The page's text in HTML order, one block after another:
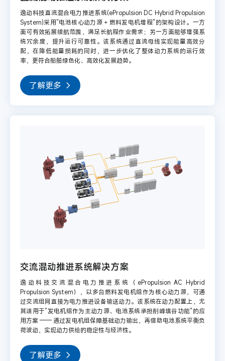
逸动科技直流混合电力推进系统(ePropulsion DC Hybrid Propulsion
System)采用"电池核心动力源 + 燃料发电机增程"的架构设计。一方
面可有效拓展续航范围，满足长航程作业需求；另一方面能够增强系
统冗余度，提升运行可靠性。该系统通过直流母线实现能量高效分
配，在降低能量损耗的同时，进一步优化了整体动力系统的运行效
率，更符合船舶绿色化、高效化发展趋势。
了解更多
交流混动推进系统解决方案
逸动科技交流混合电力推进系统（ePropulsion AC Hybrid
Propulsion System），以多台燃料发电机组作为核心动力源，可通
过交流组网直接为电力推进设备输送动力。该系统在动力配置上，尤
其适用于"发电机组作为主动力源、电池系统承担削峰填谷功能"的应
用方案 —— 通过发电机组保障基础动力输出，再借助电池系统平衡负
荷波动，实现动力供给的稳定性与经济性。
了解更多